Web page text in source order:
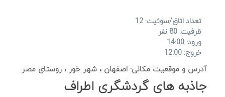
تعداد اتاق/سوئیت: 12
ظرفیت: 80 نفر
ورود: 14:00
خروج: 12:00
آدرس و موقعیت مکانی: اصفهان ، شهر خور ، روستای مصر
جاذبه های گردشگری اطراف